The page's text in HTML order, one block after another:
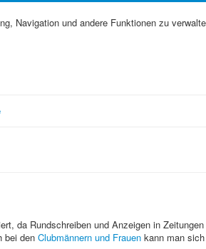
Navigation und andere Funktionen zu
da Rundschreiben und Anzeigen in
bei den Clubmännern und Frauen kann man